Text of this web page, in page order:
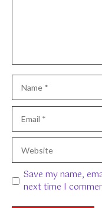
Name
Email
Website
Save my name,
next time I